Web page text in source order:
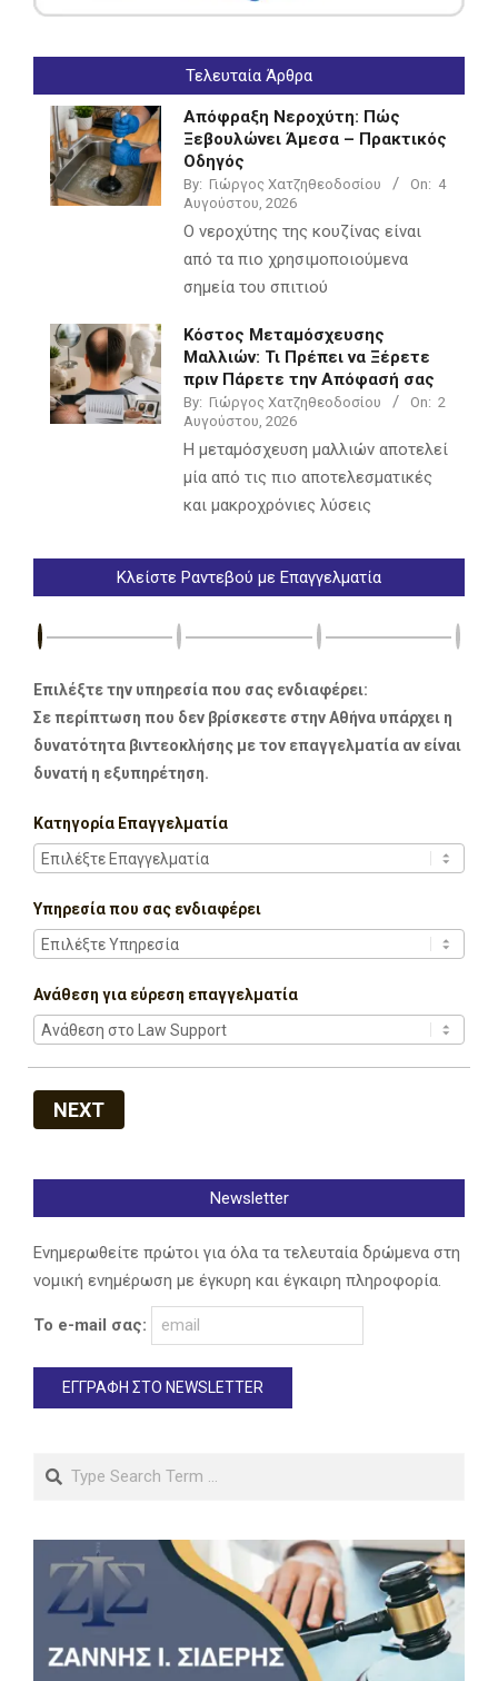
Τελευταία Άρθρα
Απόφραξη Νεροχύτη: Πώς
Ξεβουλώνει Άμεσα – Πρακτικός
Οδηγός
By: Γιώργος Χατζηθεοδοσίου On: 4
Αυγούστου, 2026
Ο νεροχύτης της κουζίνας είναι
από τα πιο χρησιμοποιούμενα
σημεία του σπιτιού
Κόστος Μεταμόσχευσης
Μαλλιών: Τι Πρέπει να Ξέρετε
πριν Πάρετε την Απόφασή σας
By: Γιώργος Χατζηθεοδοσίου On: 2
Αυγούστου, 2026
Η μεταμόσχευση μαλλιών αποτελεί
μία από τις πιο αποτελεσματικές
και μακροχρόνιες λύσεις
Κλείστε Ραντεβού με Επαγγελματία
Επιλέξτε την υπηρεσία που σας ενδιαφέρει:
Σε περίπτωση που δεν βρίσκεστε στην Αθήνα υπάρχει η
δυνατότητα βιντεοκλήσης με τον επαγγελματία αν είναι
δυνατή η εξυπηρέτηση.
Κατηγορία Επαγγελματία
Υπηρεσία που σας ενδιαφέρει
Ανάθεση για εύρεση επαγγελματία
NEXT
Newsletter
Ενημερωθείτε πρώτοι για όλα τα τελευταία δρώμενα στη
νομική ενημέρωση με έγκυρη και έγκαιρη πληροφορία.
Το e-mail σας:
Search